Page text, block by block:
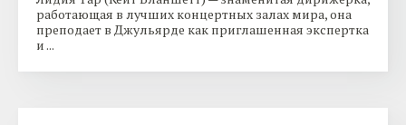
работающая в лучших концертных залах мира, она
преподает в Джульярде как приглашенная экспертка
и ...